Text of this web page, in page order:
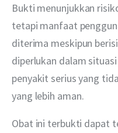
Bukti menunjukkan
tetapi manfaat
diterima meskipun
diperlukan dalam
penyakit serius yang
yang lebih aman.
Obat ini terbukti dapat